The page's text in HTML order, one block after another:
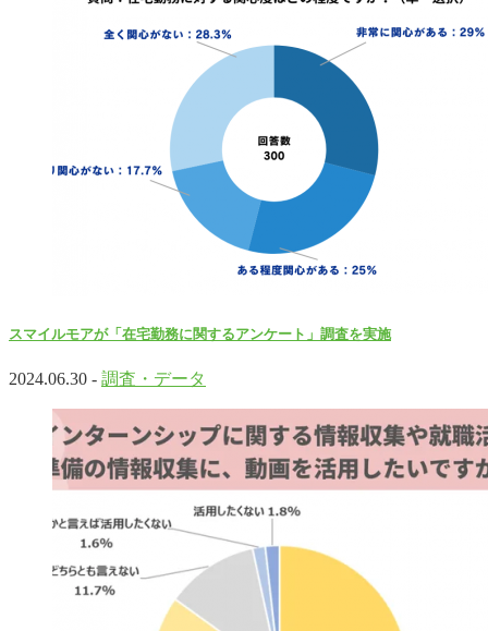
スマイルモアが「在宅勤務に関するアンケート」調査を実施
2024.06.30 - 調査・データ